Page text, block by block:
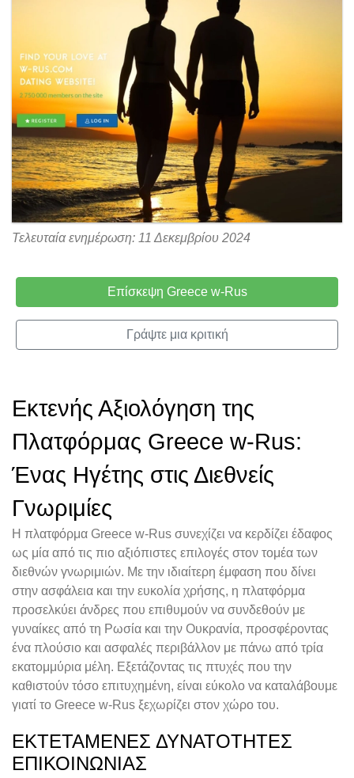
Τελευταία ενημέρωση: 11 Δεκεμβρίου 2024
Επίσκεψη Greece w-Rus
Γράψτε μια κριτική
Εκτενής Αξιολόγηση της
Πλατφόρμας Greece w-Rus:
Ένας Ηγέτης στις Διεθνείς
Γνωριμίες
Η πλατφόρμα Greece w-Rus συνεχίζει να κερδίζει έδαφος
ως μία από τις πιο αξιόπιστες επιλογές στον τομέα των
διεθνών γνωριμιών. Με την ιδιαίτερη έμφαση που δίνει
στην ασφάλεια και την ευκολία χρήσης, η πλατφόρμα
προσελκύει άνδρες που επιθυμούν να συνδεθούν με
γυναίκες από τη Ρωσία και την Ουκρανία, προσφέροντας
ένα πλούσιο και ασφαλές περιβάλλον με πάνω από τρία
εκατομμύρια μέλη. Εξετάζοντας τις πτυχές που την
καθιστούν τόσο επιτυχημένη, είναι εύκολο να καταλάβουμε
γιατί το Greece w-Rus ξεχωρίζει στον χώρο του.
ΕΚΤΕΤΑΜΈΝΕΣ ΔΥΝΑΤΌΤΗΤΕΣ
ΕΠΙΚΟΙΝΩΝΊΑΣ